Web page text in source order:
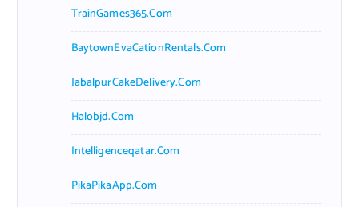
TrainGames365.com
BaytownEvaCationRentals.com
JabalpurCakeDelivery.com
Halobjd.com
Intelligenceqatar.com
PikaPikaApp.com